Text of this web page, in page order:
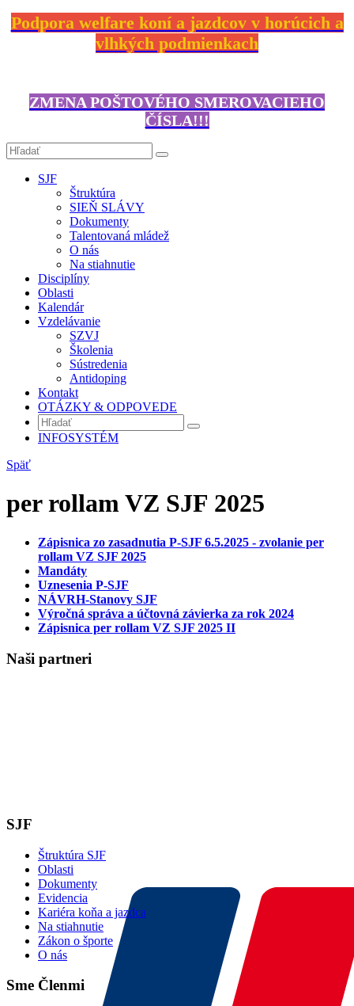
Podpora welfare koní a jazdcov v horúcich a
vlhkých podmienkach
ZMENA POŠTOVÉHO SMEROVACIEHO
ČÍSLA!!!
SJF
Štruktúra
SIEŇ SLÁVY
Dokumenty
Talentovaná mládež
O nás
Na stiahnutie
Disciplíny
Oblasti
Kalendár
Vzdelávanie
SZVJ
Školenia
Sústredenia
Antidoping
Kontakt
OTÁZKY & ODPOVEDE
INFOSYSTÉM
Späť
per rollam VZ SJF 2025
Zápisnica zo zasadnutia P-SJF 6.5.2025 - zvolanie per
rollam VZ SJF 2025
Mandáty
Uznesenia P-SJF
NÁVRH-Stanovy SJF
Výročná správa a účtovná závierka za rok 2024
Zápisnica per rollam VZ SJF 2025 II
Naši partneri
SJF
Štruktúra SJF
Oblasti
Dokumenty
Evidencia
Kariéra koňa a jazdca
Na stiahnutie
Zákon o športe
O nás
Sme Členmi